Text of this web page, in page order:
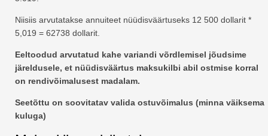
Niisiis arvutatakse annuiteet nüüdisväärtuseks 12 500 dollarit *
5,019 = 62738 dollarit.
Eeltoodud arvutatud kahe variandi võrdlemisel jõudsime
järeldusele, et nüüdisväärtus maksukilbi abil ostmise korral
on rendivõimalusest madalam.
Seetõttu on soovitatav valida ostuvõimalus (minna väiksema
kuluga)